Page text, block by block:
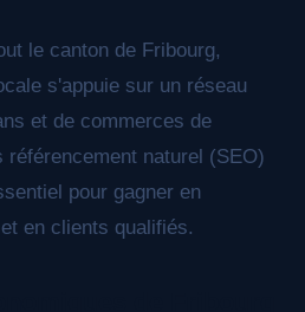
le canton de Fribourg,
s'appuie sur un réseau
et de commerces de
naturel (SEO)
pour gagner en
en clients qualifiés.